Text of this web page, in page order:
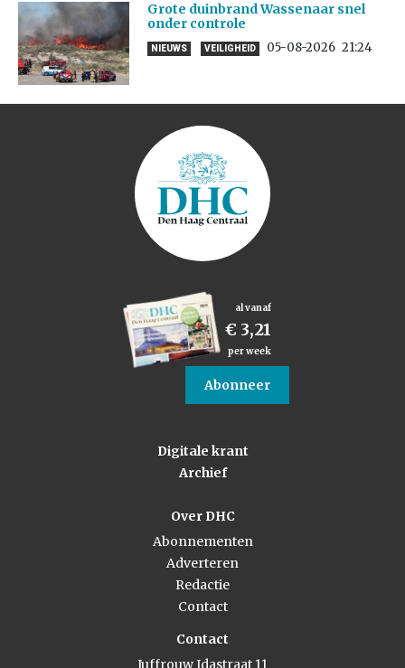
Grote duinbrand Wassenaar snel
onder controle
NIEUWS VEILIGHEID 05-08-2026 21:24
al vanaf
€ 3,21
per week
Abonneer
Digitale krant
Archief
Over DHC
Abonnementen
Adverteren
Redactie
Contact
Contact
Juffrouw Idastraat 11